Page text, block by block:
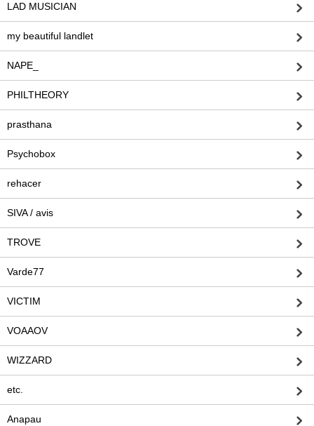
LAD MUSICIAN
my beautiful landlet
NAPE_
PHILTHEORY
prasthana
Psychobox
rehacer
SIVA / avis
TROVE
Varde77
VICTIM
VOAAOV
WIZZARD
etc.
Anapau